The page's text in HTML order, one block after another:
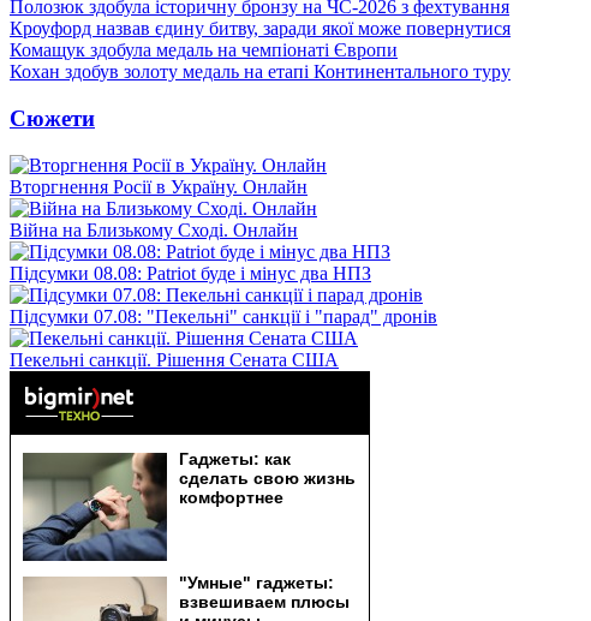
Полозюк здобула історичну бронзу на ЧС-2026 з фехтування
Кроуфорд назвав єдину битву, заради якої може повернутися
Комащук здобула медаль на чемпіонаті Європи
Кохан здобув золоту медаль на етапі Континентального туру
Сюжети
Вторгнення Росії в Україну. Онлайн
Війна на Близькому Сході. Онлайн
Підсумки 08.08: Patriot буде і мінус два НПЗ
Підсумки 07.08: "Пекельні" санкції і "парад" дронів
Пекельні санкції. Рішення Сената США